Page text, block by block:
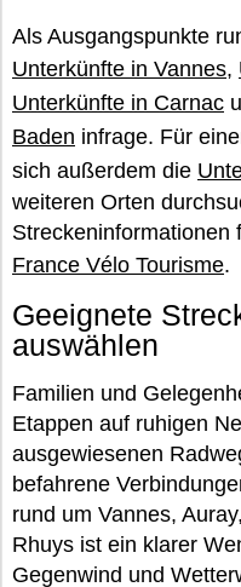
Als Ausgangspunkte
Unterkünfte in Vannes,
Unterkünfte in Carnac
Baden infrage. Für
sich außerdem die
weiteren Orten
Streckeninformationen
France Vélo Tourisme.
Geeignete
auswählen
Familien und
Etappen auf ruhigen
ausgewiesenen
befahrene
rund um Vannes,
Rhuys ist ein klarer
Gegenwind und